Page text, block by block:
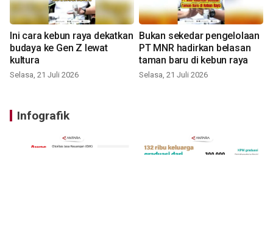
Ini cara kebun raya dekatkan
budaya ke Gen Z lewat
kultura
Selasa, 21 Juli 2026
Bukan sekedar pengelolaan
PT MNR hadirkan belasan
taman baru di kebun raya
Selasa, 21 Juli 2026
Infografik